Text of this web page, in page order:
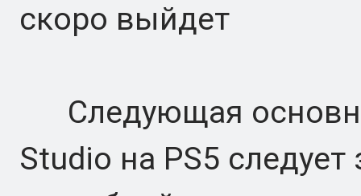
скоро выйдет
Следующая
Studio на PS5